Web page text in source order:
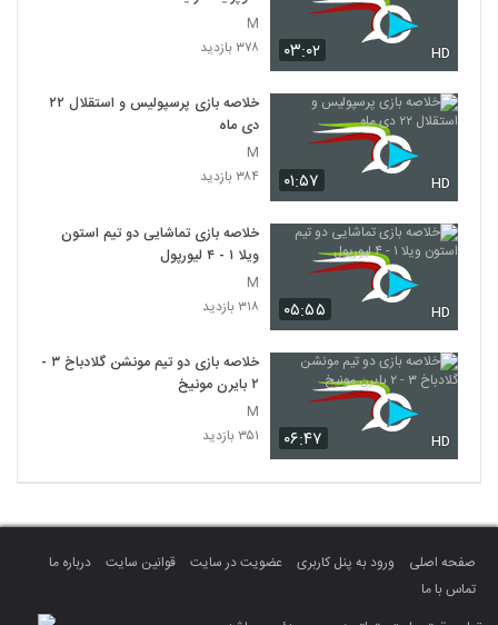
۰۳:۰۲ HD
M
۳۷۸ بازدید
۰۱:۵۷ HD
خلاصه بازی پرسپولیس و استقلال ۲۲
دی ماه
M
۳۸۴ بازدید
۰۵:۵۵ HD
خلاصه بازی تماشایی دو تیم استون
ویلا ۱ - ۴ لیورپول
M
۳۱۸ بازدید
۰۶:۴۷ HD
خلاصه بازی دو تیم مونشن گلادباخ ۳ -
۲ بایرن مونیخ
M
۳۵۱ بازدید
صفحه اصلی ورود به پنل کاربری عضویت در سایت قوانین سایت
درباره ما
تماس با ما